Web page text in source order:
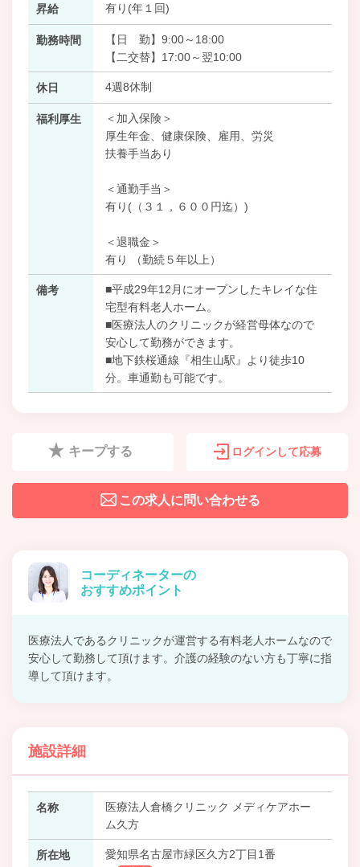
昇給 有り(年１回)
勤務時間
【日 勤】9:00～18:00
【二交替】17:00～翌10:00
休日 4週8休制
福利厚生
＜加入保険＞
厚生年金、健康保険、雇用、労災
扶養手当あり
＜通勤手当＞
有り(（３１，６００円迄）)
＜退職金＞
有り （勤続５年以上）
備考
■平成29年12月にオープンしたキレイな住
宅型有料老人ホーム。
■医療法人のクリニックが経営母体なので
安心して勤務ができます。
■地下鉄桜通線『相生山駅』より徒歩10
分。車通勤も可能です。
キープする ログインして応募
この求人に問い合わせる
コーディネーターの
おすすめポイント
医療法人であるクリニックが運営する有料老人ホームなので
安心して勤務して頂けます。介護の経験のない方も丁寧に指
導して頂けます。
施設詳細
名称
医療法人倉橋クリニック メディケアホー
ム久方
所在地 愛知県名古屋市緑区久方2丁目1番